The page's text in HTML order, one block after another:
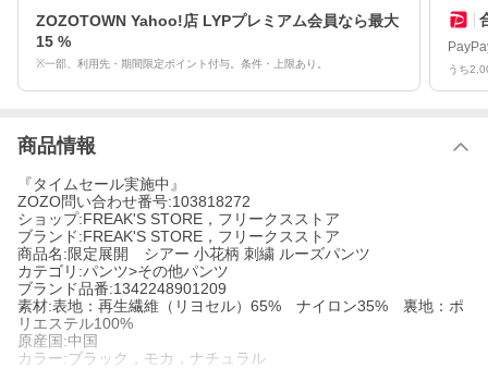
ZOZOTOWN Yahoo!店 LYPプレミアム会員なら最大
15 %
※一部、利用先・期間限定ポイント付与。条件・上限あり。 うち
商品情報
『タイムセール実施中』
ZOZO問い合わせ番号:103818272
ショップ:FREAK'S STORE，フリークスストア
ブランド:FREAK'S STORE，フリークスストア
商品名:限定展開 シアー 小花柄 刺繍 ルーズパンツ
カテゴリ:パンツ>その他パンツ
ブランド品番:1342248901209
素材:表地：再生繊維（リヨセル）65% ナイロン35% 裏地：ポ
リエステル100%
原産国:中国
カラー:ブラック，モカ，ナチュラル